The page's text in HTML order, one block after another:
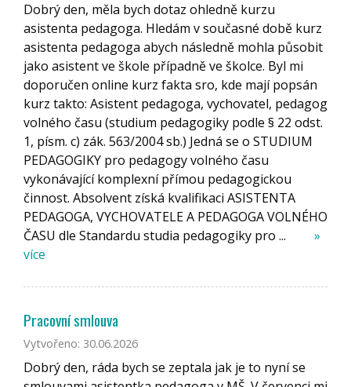
Dobrý den, měla bych dotaz ohledně kurzu
asistenta pedagoga. Hledám v současné době kurz
asistenta pedagoga abych následně mohla působit
jako asistent ve škole případně ve školce. Byl mi
doporučen online kurz fakta sro, kde mají popsán
kurz takto: Asistent pedagoga, vychovatel, pedagog
volného času (studium pedagogiky podle § 22 odst.
1, písm. c) zák. 563/2004 sb.) Jedná se o STUDIUM
PEDAGOGIKY pro pedagogy volného času
vykonávající komplexní přímou pedagogickou
činnost. Absolvent získá kvalifikaci ASISTENTA
PEDAGOGA, VYCHOVATELE A PEDAGOGA VOLNÉHO
ČASU dle Standardu studia pedagogiky pro ...
»
více
Pracovní smlouva
Vytvořeno: 30.06.2026
Dobrý den, ráda bych se zeptala jak je to nyní se